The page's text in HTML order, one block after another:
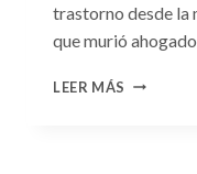
trastorno desde la
que murió
LEER MÁS